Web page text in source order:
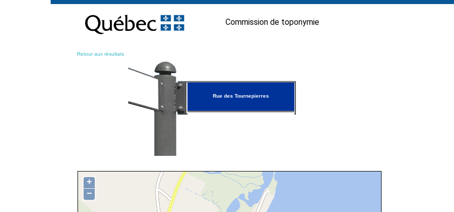
contenu
Commission de toponymie
Retour aux résultats
Rue des Tournepierres
+
−